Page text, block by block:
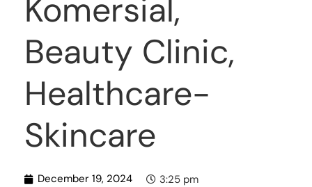
Komersial,
Beauty Clinic,
Healthcare-
Skincare
December 19, 2024
3:25 pm